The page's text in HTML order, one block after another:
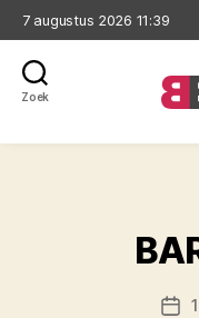
7 augustus 2026 11:39
Zoek